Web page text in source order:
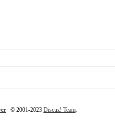
© 2001-2023 Discuz! Team.